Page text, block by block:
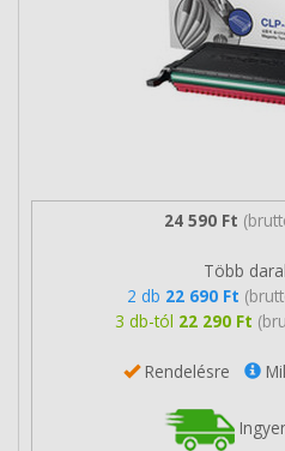
24 590 Ft
Több
2 db 22 690 Ft
3 db-tól 22 290 Ft
Rendelésre